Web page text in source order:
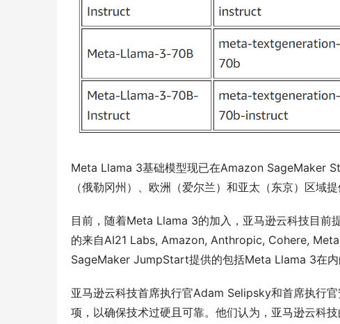
Meta Llama 3基础模型现已在Amazon SageMaker
（俄勒冈州）、欧洲（爱尔兰）和亚太（东京）区域提
目前，随着Meta Llama 3的加入，亚马逊云科技目前
的来自AI21 Labs, Amazon, Anthropic, Cohere,
SageMaker JumpStart提供的包括Meta Llama 3在内
亚马逊云科技首席执行官Adam Selipsky和首席执行
项，以确保技术过硬且可靠。他们认为，亚马逊云科